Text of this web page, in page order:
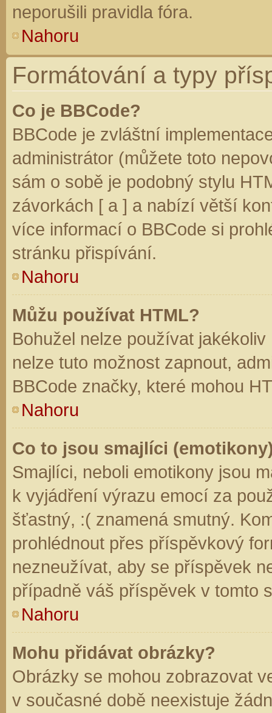
neporušili pravidla fóra.
Nahoru
Formátování a typy
Co je BBCode?
BBCode je zvláštní
administrátor (můžete toto
sám o sobě je podobný stylu
závorkách [ a ] a nabízí větší
více informací o BBCode si
stránku přispívání.
Nahoru
Můžu používat HTML?
Bohužel nelze používat
nelze tuto možnost zapnout,
BBCode značky, které mohou
Nahoru
Co to jsou smajlíci
Smajlíci, neboli emotikony jsou
k vyjádření výrazu emocí za
šťastný, :( znamená smutný.
prohlédnout přes příspěvkový
nezneužívat, aby se příspěvek
případně váš příspěvek v tomto
Nahoru
Mohu přidávat obrázky?
Obrázky se mohou zobrazovat
v současné době neexistuje